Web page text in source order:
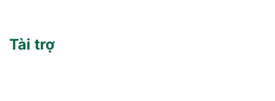
Tài trợ